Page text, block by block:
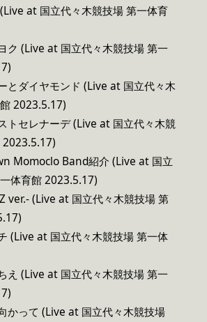
at 国立代々木競技場 第一体育
ク (Live at 国立代々木競技場 第一
とダイヤモンド (Live at 国立代々木
2023.5.17)
トセレナーデ (Live at 国立代々木競
2023.5.17)
Momoclo Band紹介 (Live at 国立
体育館 2023.5.17)
ver.- (Live at 国立代々木競技場 第
(Live at 国立代々木競技場 第一体
え (Live at 国立代々木競技場 第一
かって (Live at 国立代々木競技場